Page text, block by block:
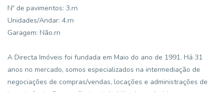
Nº de pavimentos: 3.rn
Unidades/Andar: 4.rn
Garagem: Não.rn
A Directa Imóveis foi fundada em Maio do ano de 1991. Há 31
anos no mercado, somos especializados na intermediação de
negociações de compras/vendas, locações e administrações de